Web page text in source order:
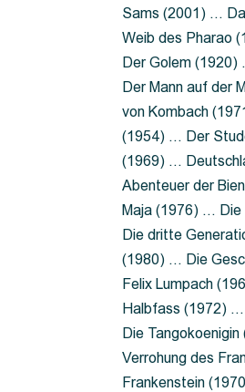
Sams (2001) …
Weib des Pharao
Der Golem
Der Mann auf der
von Kombach
(1954) … Der
(1969) …
Abenteuer der
Maja (1976) …
Die dritte
(1980) … Die
Felix Lumpach
Halbfass (1972)
Die
Verrohung des
Frankenstein